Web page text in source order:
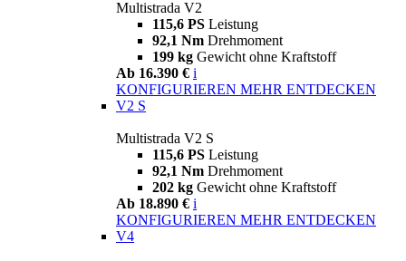
Multistrada V2
115,6 PS Leistung
92,1 Nm Drehmoment
199 kg Gewicht ohne Kraftstoff
Ab 16.390 € i
KONFIGURIEREN MEHR ENTDECKEN
V2 S
Multistrada V2 S
115,6 PS Leistung
92,1 Nm Drehmoment
202 kg Gewicht ohne Kraftstoff
Ab 18.890 € i
KONFIGURIEREN MEHR ENTDECKEN
V4